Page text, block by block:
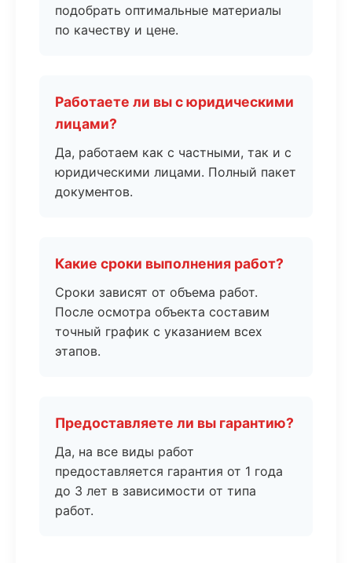
подобрать оптимальные материалы
по качеству и цене.
Работаете ли вы с юридическими
лицами?
Да, работаем как с частными, так и с
юридическими лицами. Полный пакет
документов.
Какие сроки выполнения работ?
Сроки зависят от объема работ.
После осмотра объекта составим
точный график с указанием всех
этапов.
Предоставляете ли вы гарантию?
Да, на все виды работ
предоставляется гарантия от 1 года
до 3 лет в зависимости от типа
работ.